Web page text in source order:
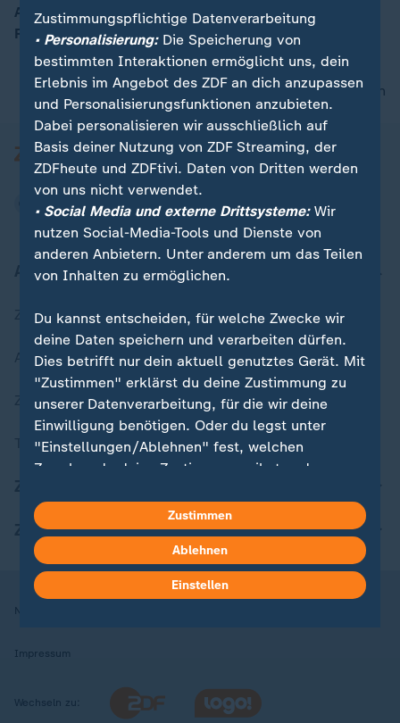
Abend mit einer Gala beginnt. "Kulturzeit"-Film-
Redakteurin Gudula Moritz ist für uns vor Ort.
nach oben
Aktuell bei ZDFheute
Zuletzt veröffentlicht
Aktuelle Sendungs-Videos
ZDFheute Stories
Themen im Überblick
ZDFheute Apps
Nutzungsbedingungen
Impressum
Wechseln zu:
Zustimmungspflichtige Datenverarbeitung
• Personalisierung:Die Speicherung von
bestimmten Interaktionen ermöglicht uns, dein
Erlebnis im Angebot des ZDF an dich anzupassen
und Personalisierungsfunktionen anzubieten.
Dabei personalisieren wir ausschließlich auf
Basis deiner Nutzung von ZDF Streaming, der
ZDFheute und ZDFtivi. Daten von Dritten werden
von uns nicht verwendet.
• Social Media und externe Drittsysteme:Wir
nutzen Social-Media-Tools und Dienste von
anderen Anbietern. Unter anderem um das Teilen
von Inhalten zu ermöglichen.
Du kannst entscheiden, für welche Zwecke wir
deine Daten speichern und verarbeiten dürfen.
Dies betrifft nur dein aktuell genutztes Gerät. Mit
"Zustimmen" erklärst du deine Zustimmung zu
unserer Datenverarbeitung, für die wir deine
Einwilligung benötigen. Oder du legst unter
"Einstellungen/Ablehnen" fest, welchen
Zwecken du deine Zustimmung gibst und
kannst du jederzeit mit Wirkung für die Zukunft
in deinen Einstellungen widerrufen oder ändern.
Hier findest du das Impressum.
Weitere Informationen findest du in unserer
Zustimmen
Ablehnen
Einstellen